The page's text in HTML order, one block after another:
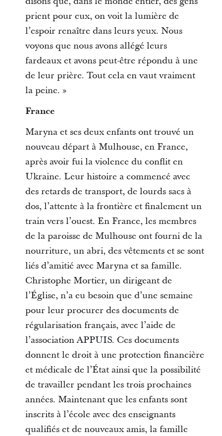
prient pour eux, on voit la lumière de
l’espoir renaître dans leurs yeux. Nous
voyons que nous avons allégé leurs
fardeaux et avons peut-être répondu à une
de leur prière. Tout cela en vaut vraiment
la peine. »
France
Maryna et ses deux enfants ont trouvé un
nouveau départ à Mulhouse, en France,
après avoir fui la violence du conflit en
Ukraine. Leur histoire a commencé avec
des retards de transport, de lourds sacs à
dos, l’attente à la frontière et finalement un
train vers l’ouest. En France, les membres
de la paroisse de Mulhouse ont fourni de la
nourriture, un abri, des vêtements et se sont
liés d’amitié avec Maryna et sa famille.
Christophe Mortier, un dirigeant de
l’Église, n’a eu besoin que d’une semaine
pour leur procurer des documents de
régularisation français, avec l’aide de
l’association APPUIS. Ces documents
donnent le droit à une protection financière
et médicale de l’État ainsi que la possibilité
de travailler pendant les trois prochaines
années. Maintenant que les enfants sont
inscrits à l’école avec des enseignants
qualifiés et de nouveaux amis, la famille